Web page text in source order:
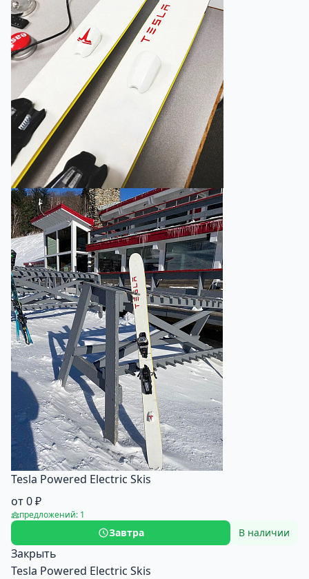
Tesla Powered Electric Skis
от 0 ₽
предложений: 1
Завтра В наличии
Закрыть
Tesla Powered Electric Skis